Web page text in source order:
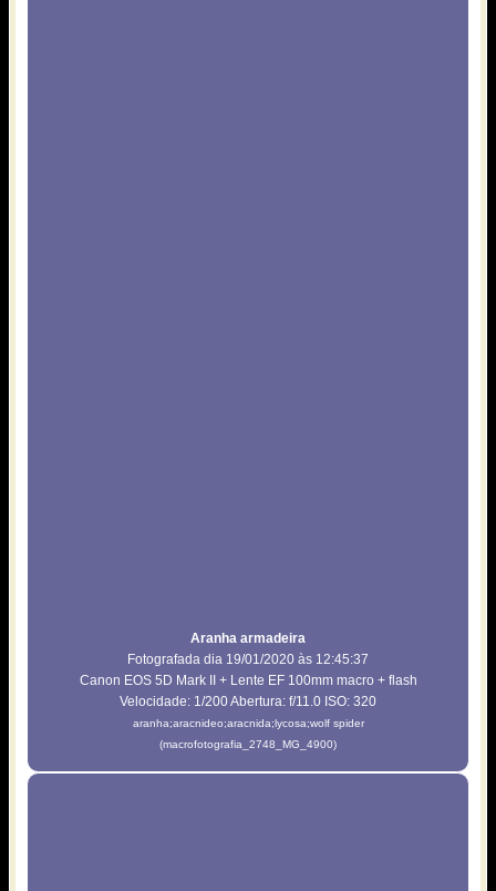
Aranha armadeira
Fotografada dia 19/01/2020 às 12:45:37
Canon EOS 5D Mark II + Lente EF 100mm macro + flash
Velocidade: 1/200 Abertura: f/11.0 ISO: 320
aranha;aracnideo;aracnida;lycosa;wolf spider
(macrofotografia_2748_MG_4900)